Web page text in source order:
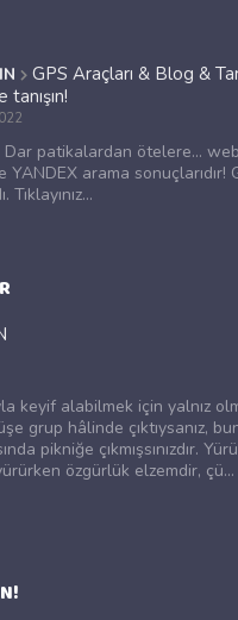
GPS Araçları & Blog &
Dar patikalardan ötelere... web
YANDEX arama sonuçlarıdır!
Tıklayınız...
keyif alabilmek için yalnız
grup hâlinde çıktıysanız,
pikniğe çıkmışsınızdır.
özgürlük elzemdir, çü...